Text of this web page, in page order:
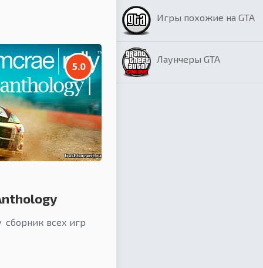
5.0
сборник всех игр
Игры похожие на GTA
Лаунчеры GTA